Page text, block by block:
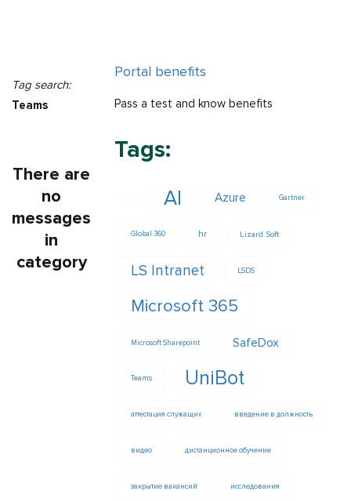
Tag search:
Teams
There are
no
messages
in
category
Portal benefits
Pass a test and know benefits
Tags:
AI Azure Gartner
Global 360 hr Lizard Soft
LS Intranet LSDS
Microsoft 365
Microsoft Sharepoint SafeDox
Teams UniBot
аттестация служащих введение в должность
видео дистанционное обучение
закрытие вакансий исследования